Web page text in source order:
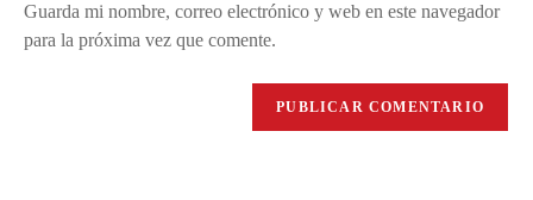
Guarda mi nombre, correo electrónico y web en este navegador
para la próxima vez que comente.